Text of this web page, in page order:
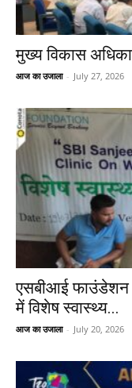
मुख्य विकास
आज का उजाला - July 27, 2026
एसबीआई फाउंडेशन
में विशेष स्वास्थ्य...
आज का उजाला - July 20, 2026